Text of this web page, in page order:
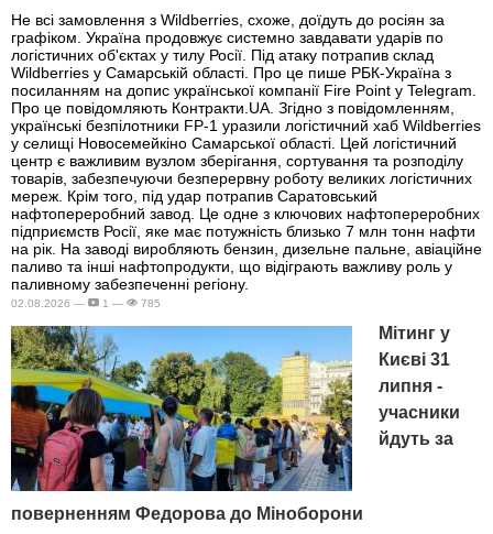
Не всі замовлення з Wildberries, схоже, доїдуть до росіян за
графіком. Україна продовжує системно завдавати ударів по
логістичних об'єктах у тилу Росії. Під атаку потрапив склад
Wildberries у Самарській області. Про це пише РБК-Україна з
посиланням на допис української компанії Fire Point у Telegram.
Про це повідомляють Контракти.UA. Згідно з повідомленням,
українські безпілотники FP-1 уразили логістичний хаб Wildberries
у селищі Новосемейкіно Самарської області. Цей логістичний
центр є важливим вузлом зберігання, сортування та розподілу
товарів, забезпечуючи безперервну роботу великих логістичних
мереж. Крім того, під удар потрапив Саратовський
нафтопереробний завод. Це одне з ключових нафтопереробних
підприємств Росії, яке має потужність близько 7 млн тонн нафти
на рік. На заводі виробляють бензин, дизельне пальне, авіаційне
паливо та інші нафтопродукти, що відіграють важливу роль у
паливному забезпеченні регіону.
02.08.2026 — 1 — 785
Мітинг у
Києві 31
липня -
учасники
йдуть за
поверненням Федорова до Міноборони